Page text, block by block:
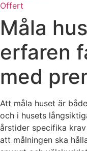
Offert
Måla
erfaren
med
Att måla huset är
och i husets
årstider specifika
att målningen ska